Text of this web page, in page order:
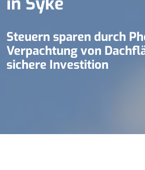
Steuern sparen durch
Verpachtung von
sichere Investition